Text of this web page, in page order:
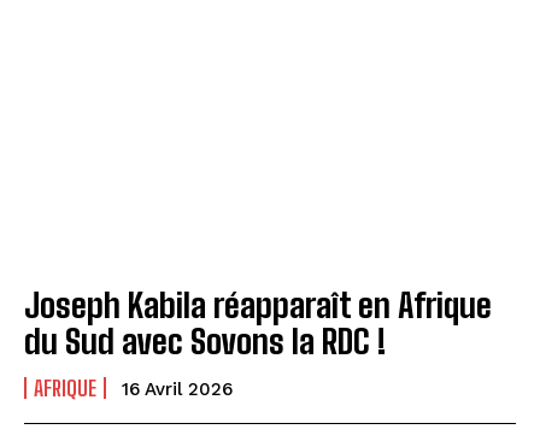
Joseph Kabila réapparaît en Afrique
du Sud avec Sovons la RDC !
AFRIQUE 16 Avril 2026